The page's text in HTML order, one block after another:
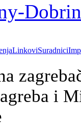
LinkoviSuradnici
i